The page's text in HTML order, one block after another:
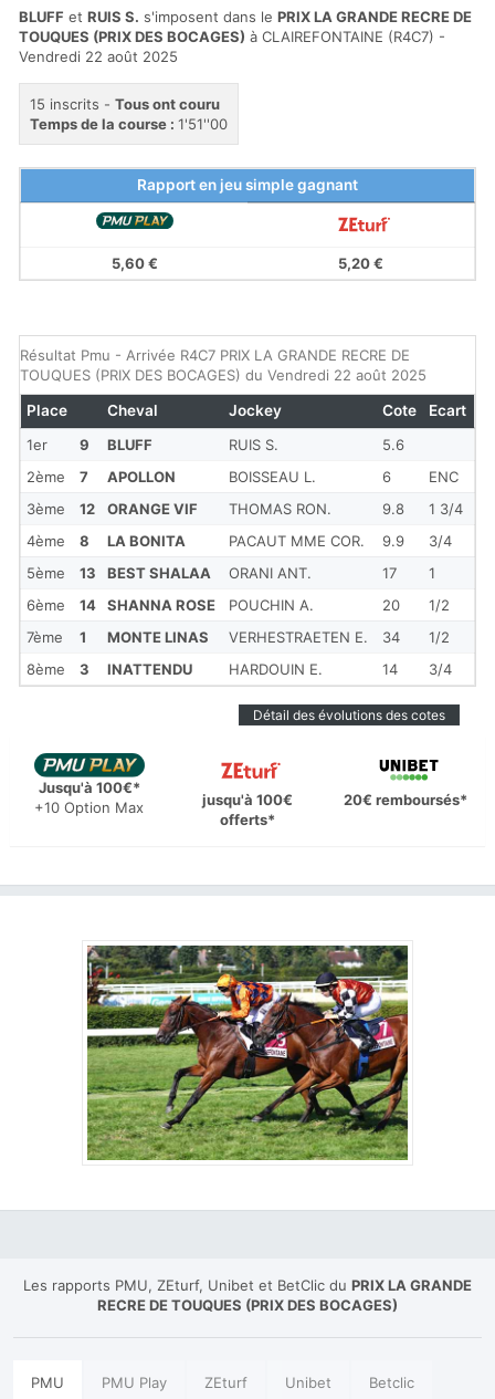
BLUFF et RUIS S. s'imposent dans le PRIX LA GRANDE RECRE DE
TOUQUES (PRIX DES BOCAGES) à CLAIREFONTAINE (R4C7) -
Vendredi 22 août 2025
15 inscrits - Tous ont couru
Temps de la course : 1'51''00
Rapport en jeu simple gagnant
5,60 € 5,20 €
Résultat Pmu - Arrivée R4C7 PRIX LA GRANDE RECRE DE
TOUQUES (PRIX DES BOCAGES) du Vendredi 22 août 2025
1er 9 BLUFF RUIS S.
5.6
2ème
7 APOLLON BOISSEAU L. 6
ENC
3ème
12 ORANGE VIF THOMAS RON. 9.8
1 3/4
4ème
8 LA BONITA PACAUT MME COR. 9.9
3/4
5ème
13 BEST SHALAA ORANI ANT. 17
1
6ème
14 SHANNA ROSE POUCHIN A. 20
1/2
7ème
1 MONTE LINAS VERHESTRAETEN E. 34
1/2
8ème
3 INATTENDU HARDOUIN E. 14 3/4
Place Cheval Jockey Cote Ecart
Détail des évolutions des cotes
Jusqu'à 100€*
+10 Option Max
jusqu'à 100€
offerts*
20€ remboursés*
Les rapports PMU, ZEturf, Unibet et BetClic du PRIX LA GRANDE
RECRE DE TOUQUES (PRIX DES BOCAGES)
PMU PMU Play ZEturf Unibet Betclic